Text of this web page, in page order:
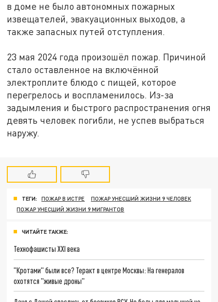
в доме не было автономных пожарных
извещателей, эвакуационных выходов, а
также запасных путей отступления.
23 мая 2024 года произошёл пожар. Причиной
стало оставленное на включённой
электроплите блюдо с пищей, которое
перегрелось и воспламенилось. Из-за
задымления и быстрого распространения огня
девять человек погибли, не успев выбраться
наружу.
ТЕГИ: ПОЖАР В ИСТРЕ
ПОЖАР УНЕСШИЙ ЖИЗНИ 9 ЧЕЛОВЕК
ПОЖАР УНЕСШИЙ ЖИЗНИ 9 МИГРАНТОВ
ЧИТАЙТЕ ТАКЖЕ:
Технофашисты XXI века
"Кротами" были все? Теракт в центре Москвы: На генералов
охотятся "живые дроны"